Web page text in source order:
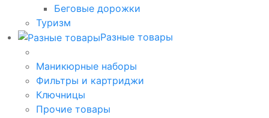
Беговые дорожки
Туризм
Разные товары
Маникюрные наборы
Фильтры и картриджи
Ключницы
Прочие товары